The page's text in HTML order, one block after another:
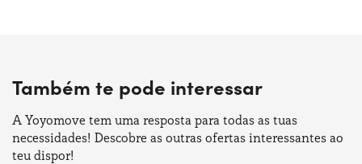
Também te pode interessar
A Yoyomove tem uma resposta para todas as tuas
necessidades! Descobre as outras ofertas interessantes ao
teu dispor!